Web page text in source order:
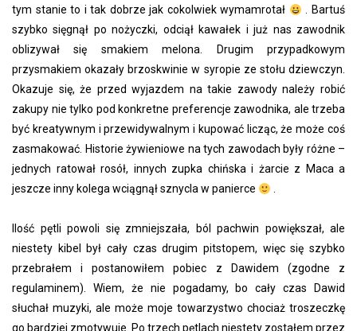
tym stanie to i tak dobrze jak cokolwiek wymamrotał
. Bartuś
szybko sięgnął po nożyczki, odciął kawałek i już nas zawodnik
oblizywał się smakiem melona. Drugim przypadkowym
przysmakiem okazały brzoskwinie w syropie ze stołu dziewczyn.
Okazuje się, że przed wyjazdem na takie zawody należy robić
zakupy nie tylko pod konkretne preferencje zawodnika, ale trzeba
być kreatywnym i przewidywalnym i kupować licząc, że może coś
zasmakować. Historie żywieniowe na tych zawodach były różne –
jednych ratował rosół, innych zupka chińska i żarcie z Maca a
jeszcze inny kolega wciągnął sznycla w panierce
.
Ilość pętli powoli się zmniejszała, ból pachwin powiększał, ale
niestety kibel był cały czas drugim pitstopem, więc się szybko
przebrałem i postanowiłem pobiec z Dawidem (zgodne z
regulaminem). Wiem, że nie pogadamy, bo cały czas Dawid
słuchał muzyki, ale może moje towarzystwo chociaż troszeczkę
go bardziej zmotywuje. Po trzech pętlach niestety zostałem przez